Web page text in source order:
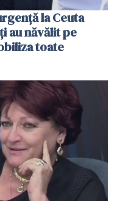
la Ceuta
au năvălit pe
toate